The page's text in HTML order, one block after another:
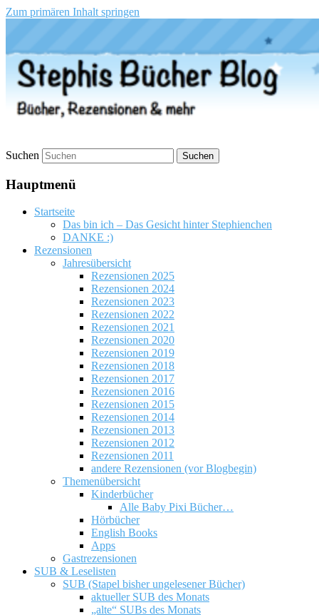
Zum primären Inhalt springen
Stephis Bücher Blog
Suchen
Hauptmenü
Startseite
Das bin ich – Das Gesicht hinter Stephienchen
DANKE :)
Rezensionen
Jahresübersicht
Rezensionen 2025
Rezensionen 2024
Rezensionen 2023
Rezensionen 2022
Rezensionen 2021
Rezensionen 2020
Rezensionen 2019
Rezensionen 2018
Rezensionen 2017
Rezensionen 2016
Rezensionen 2015
Rezensionen 2014
Rezensionen 2013
Rezensionen 2012
Rezensionen 2011
andere Rezensionen (vor Blogbegin)
Themenübersicht
Kinderbücher
Alle Baby Pixi Bücher…
Hörbücher
English Books
Apps
Gastrezensionen
SUB & Leselisten
SUB (Stapel bisher ungelesener Bücher)
aktueller SUB des Monats
„alte“ SUBs des Monats